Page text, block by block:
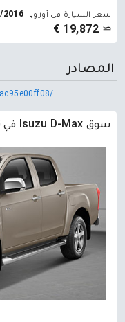
سعر السيارة في أوروبا 2016
≃ 19,872 €
المصادر
سوق Isuzu D-Max في تونس